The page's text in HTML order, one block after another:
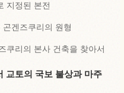
지정된 본전
겐즈쿠리의 원형
쿠리의 본사 건축을 찾아서
교토의 국보 불상과 마주